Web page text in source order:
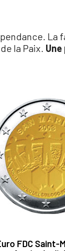
La
la Paix.
FDC Saint-